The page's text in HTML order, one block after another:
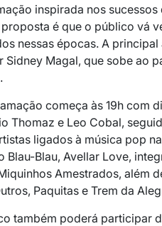
inspirada nos sucessos
proposta é que o público vá
nessas épocas. A
Sidney Magal, que sobe ao
começa às 19h com
Thomaz e Leo Cobal,
ligados à música pop
Blau-Blau, Avellar Love,
Amestrados, além
, Paquitas e Trem da
também poderá participar